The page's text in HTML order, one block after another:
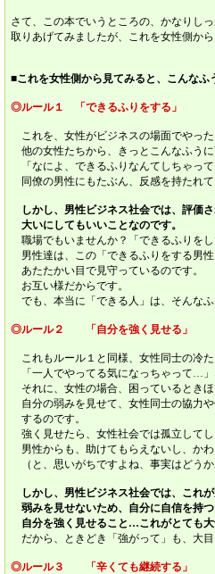
さて、この本でいうところの、かなりし
取りあげてみましたが、これを女性側から
■これを女性側から見てみると、こんなふ
◎ルール１ 「できるふりをする」
これを、女性がビジネスの場面でやった
他の女性たちから、きっとこんなふうに
「なによ、できるふりなんてしちゃって
同僚の男性にもたぶん、反感を持たれて
しかし、男性ビジネス社会では、評価さ
大いにしてもいいことなのです。
職場でもいませんか？「できるふりをし
男性達は、この「できるふりをする男性
あたたかい目で見守っているのです。
お互い様だからです。
でも、本当に「できる人」は、そんなふ
◎ルール２ 「自分を強く見せる」
これもルール１と同様、女性同士の冷た
「一人でやってる気になっちゃって…」
それに、女性の場合、困っているときほ
自分の弱みを見せて、女性同士の協力
するのです。
強く見せたら、女性社会では孤立してし
男性からも、助けてもらえないし、か
（と、思いがちですよね、事実はどう
しかし、男性ビジネス社会では、これが
弱みを見せないため、自分に自信を持つ
自分を強く見せること…これがとても大
だから、ときどき「強がって」も、大目
◎ルール３ 「辛くても継続する」